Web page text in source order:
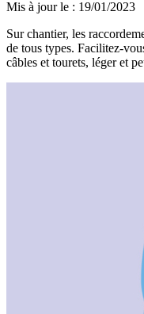
Mis à jour le : 19/01/2023
Sur chantier, les
de tous types. Facilitez-
câbles et tourets, léger et